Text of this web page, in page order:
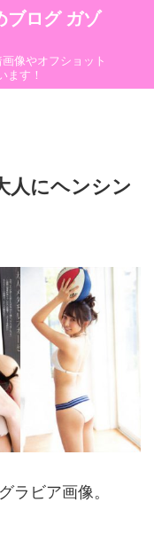
ブログ ガゾ
像やオフショット
ます！
人にヘンシン
ラビア画像。